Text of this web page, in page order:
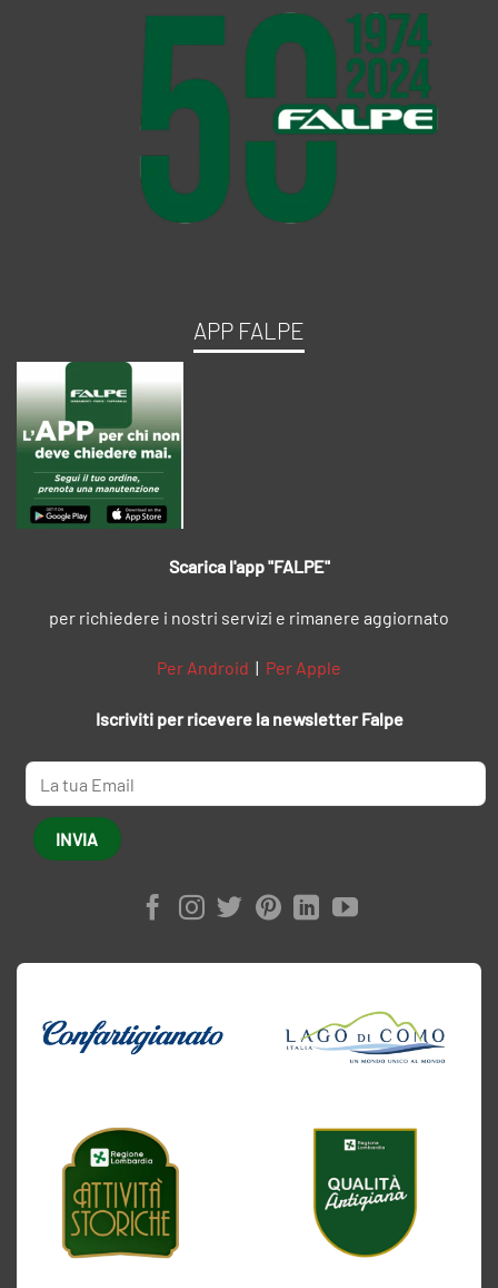
APP FALPE
Scarica l'app "FALPE"
per richiedere i nostri servizi e rimanere aggiornato
Per Android | Per Apple
Iscriviti per ricevere la newsletter Falpe